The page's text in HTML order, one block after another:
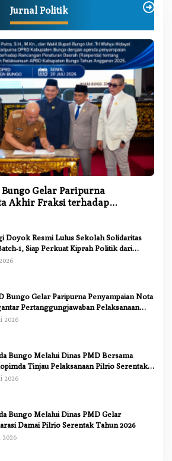
Jurnal Politik
Bungo Gelar Paripurna
Akhir Fraksi terhadap
APBD 2025
Doyok Resmi Lulus Sekolah Solidaritas
1, Siap Perkuat Kiprah Politik dari
Bungo Gelar Paripurna Penyampaian Nota
Pertanggungjawaban Pelaksanaan
2025
2026
Bungo Melalui Dinas PMD Bersama
Tinjau Pelaksanaan Pilrio Serentak
2026
Bungo Melalui Dinas PMD Gelar
Damai Pilrio Serentak Tahun 2026
2026